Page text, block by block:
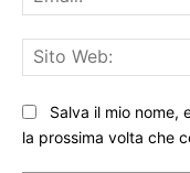
Salva il mio nome,
la prossima volta che